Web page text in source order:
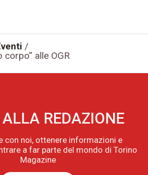
/
corpo” alle OGR
REDAZIONE
con noi, ottenere informazioni e
a far parte del mondo di Torino
Magazine